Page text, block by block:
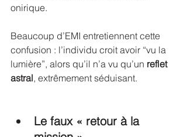
onirique.
Beaucoup d’EMI entretiennent cette
confusion : l’individu croit avoir “vu la
lumière”, alors qu’il n’a vu qu’un reflet
astral, extrêmement séduisant.
Le faux « retour à la